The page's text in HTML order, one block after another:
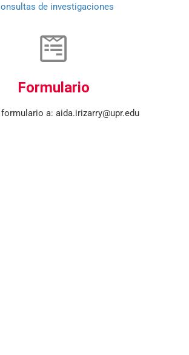
de investigaciones
Formulario
a: aida.irizarry@upr.edu